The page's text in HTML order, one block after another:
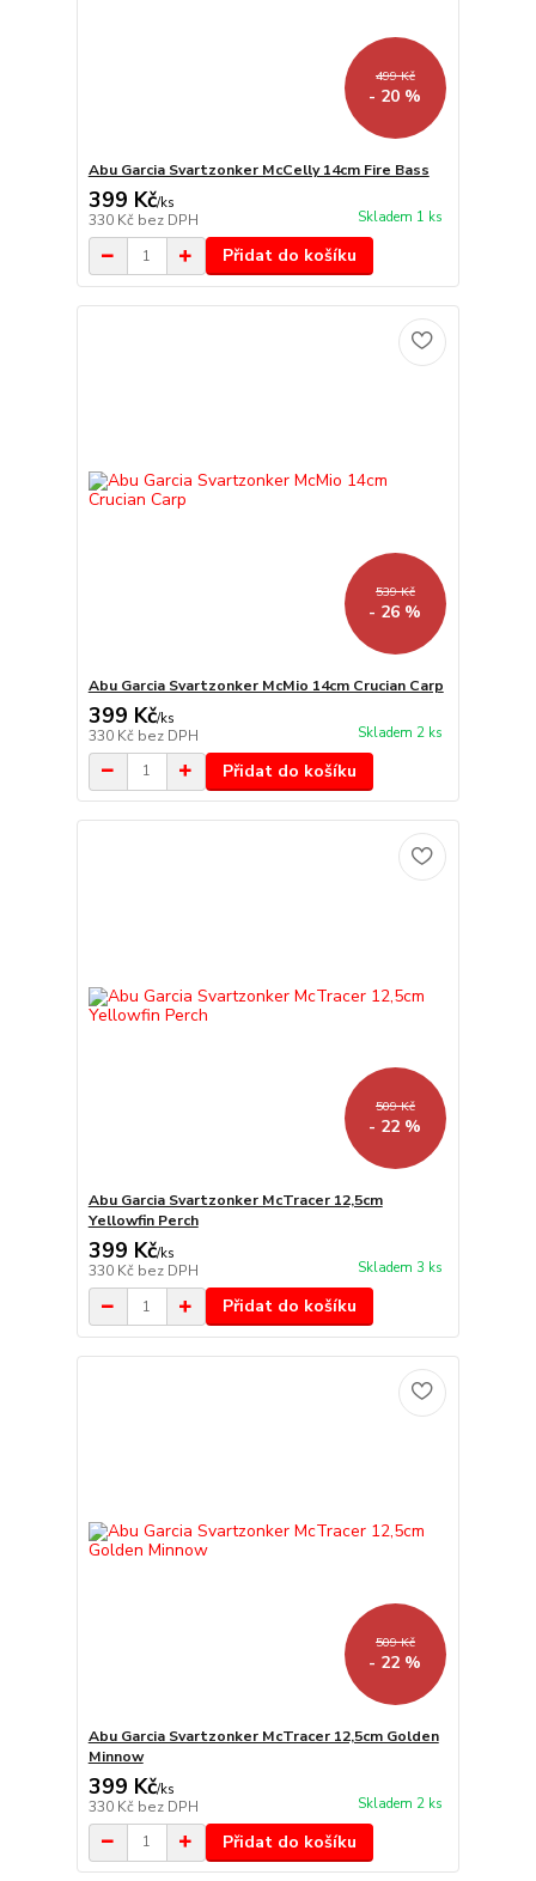
499 Kč
- 20 %
Abu Garcia Svartzonker McCelly 14cm Fire Bass
399 Kč/ks
330 Kč bez DPH Skladem 1 ks
Přidat do košíku
539 Kč
- 26 %
Abu Garcia Svartzonker McMio 14cm Crucian Carp
399 Kč/ks
330 Kč bez DPH Skladem 2 ks
Přidat do košíku
509 Kč
- 22 %
Abu Garcia Svartzonker McTracer 12,5cm
Yellowfin Perch
399 Kč/ks
330 Kč bez DPH Skladem 3 ks
Přidat do košíku
509 Kč
- 22 %
Abu Garcia Svartzonker McTracer 12,5cm Golden
Minnow
399 Kč/ks
330 Kč bez DPH Skladem 2 ks
Přidat do košíku